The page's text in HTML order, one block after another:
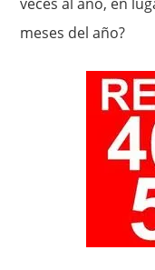
meses del año?